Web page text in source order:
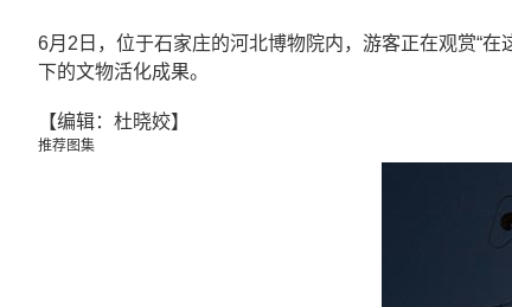
6月2日，位于石家庄的河北博物院内，游客正在观赏“
下的文物活化成果。
【编辑：杜晓姣】
推荐图集